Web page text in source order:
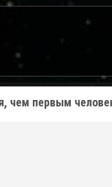
чем первым